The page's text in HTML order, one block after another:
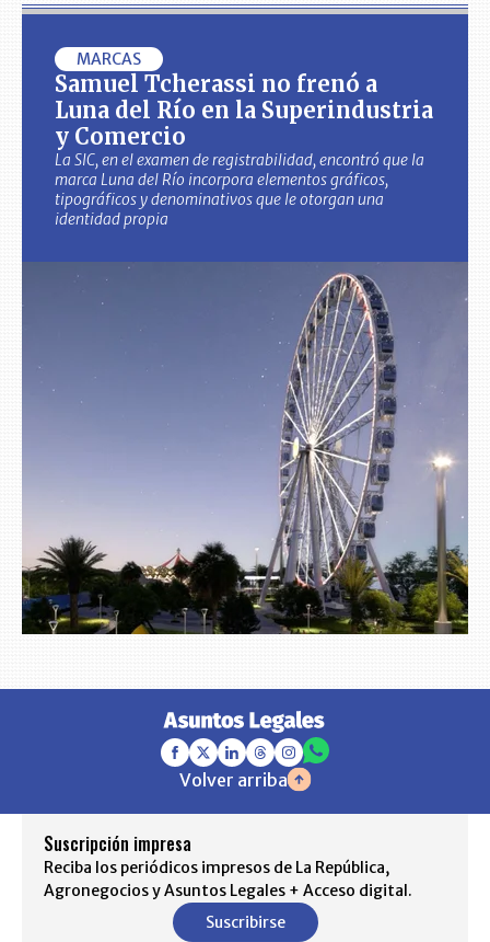
MARCAS
Samuel Tcherassi no frenó a
Luna del Río en la Superindustria
y Comercio
La SIC, en el examen de registrabilidad, encontró que la
marca Luna del Río incorpora elementos gráficos,
tipográficos y denominativos que le otorgan una
identidad propia
Volver arriba
Suscripción impresa
Reciba los periódicos impresos de La República,
Agronegocios y Asuntos Legales + Acceso digital.
Suscribirse